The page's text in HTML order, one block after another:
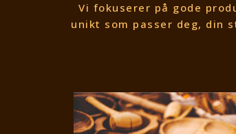
Vi fokuserer på gode
unikt som passer deg, din